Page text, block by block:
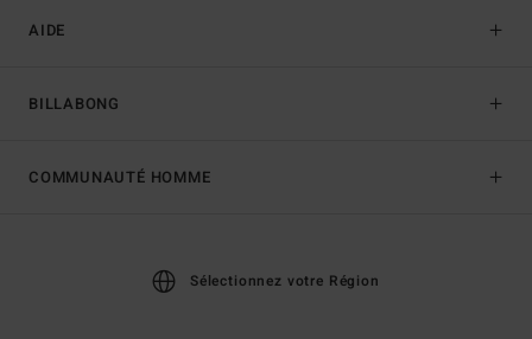
AIDE
BILLABONG
COMMUNAUTÉ HOMME
Sélectionnez votre Région